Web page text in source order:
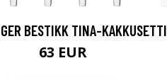
BESTIKK TINA-KAKKUSETTI
63 EUR